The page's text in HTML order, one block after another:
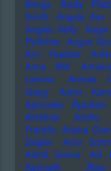
Brings
Andy
Smith
Angela Aux
Angelo Kelly
Poitrine Angus
Ann Peebles
Anne Will
Lennox
Anreas
Gang
Anton
Aphrodite Apsilon
Archive Arctic
Franklin Ariana
Zeigler
Arno
Astrid Sonne
Axl
Azymuth Ätna